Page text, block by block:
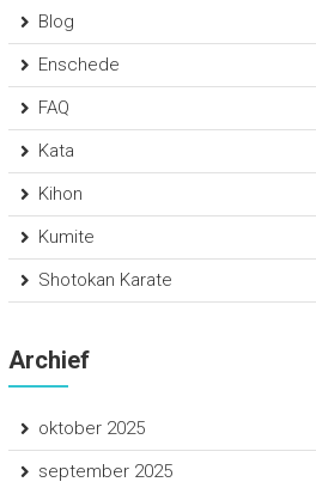
Blog
Enschede
FAQ
Kata
Kihon
Kumite
Shotokan Karate
Archief
oktober 2025
september 2025